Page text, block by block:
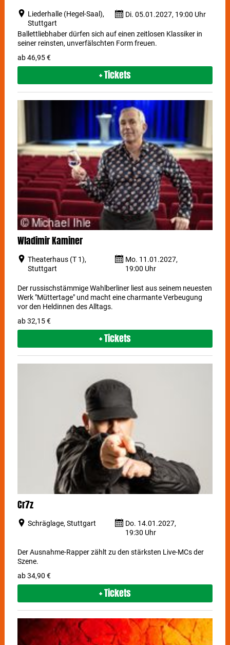
Liederhalle (Hegel-Saal),
Stuttgart
Di. 05.01.2027, 19:00 Uhr
Ballettliebhaber dürfen sich auf einen zeitlosen Klassiker in
seiner reinsten, unverfälschten Form freuen.
ab 46,95 €
+ Tickets
Wladimir Kaminer
Theaterhaus (T 1),
Stuttgart
Mo. 11.01.2027,
19:00 Uhr
Der russischstämmige Wahlberliner liest aus seinem neuesten
Werk "Müttertage" und macht eine charmante Verbeugung
vor den Heldinnen des Alltags.
ab 32,15 €
+ Tickets
Cr7z
Schräglage, Stuttgart
Do. 14.01.2027,
19:30 Uhr
Der Ausnahme-Rapper zählt zu den stärksten Live-MCs der
Szene.
ab 34,90 €
+ Tickets